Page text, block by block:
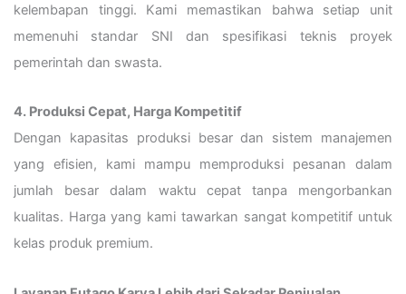
kelembapan tinggi. Kami memastikan bahwa setiap unit
memenuhi standar SNI dan spesifikasi teknis proyek
pemerintah dan swasta.
4. Produksi Cepat, Harga Kompetitif
Dengan kapasitas produksi besar dan sistem manajemen
yang efisien, kami mampu memproduksi pesanan dalam
jumlah besar dalam waktu cepat tanpa mengorbankan
kualitas. Harga yang kami tawarkan sangat kompetitif untuk
kelas produk premium.